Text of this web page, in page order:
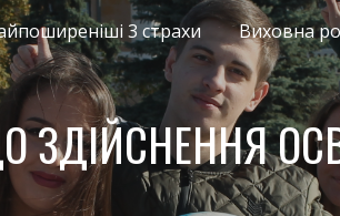
Skip to
3 страхи Виховна